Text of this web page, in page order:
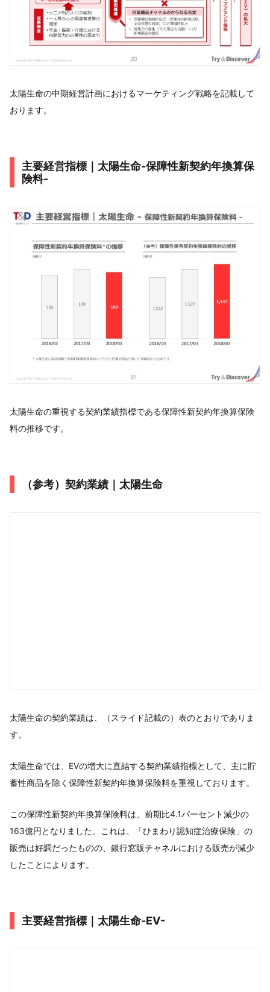
太陽生命の中期経営計画におけるマーケティング戦略を記載して
おります。
主要経営指標｜太陽生命-保障性新契約年換算保
険料-
太陽生命の重視する契約業績指標である保障性新契約年換算保険
料の推移です。
（参考）契約業績｜太陽生命
太陽生命の契約業績は、（スライド記載の）表のとおりでありま
す。
太陽生命では、EVの増大に直結する契約業績指標として、主に貯
蓄性商品を除く保障性新契約年換算保険料を重視しております。
この保障性新契約年換算保険料は、前期比4.1パーセント減少の
163億円となりました。これは、「ひまわり認知症治療保険」の
販売は好調だったものの、銀行窓販チャネルにおける販売が減少
したことによります。
主要経営指標｜太陽生命-EV-